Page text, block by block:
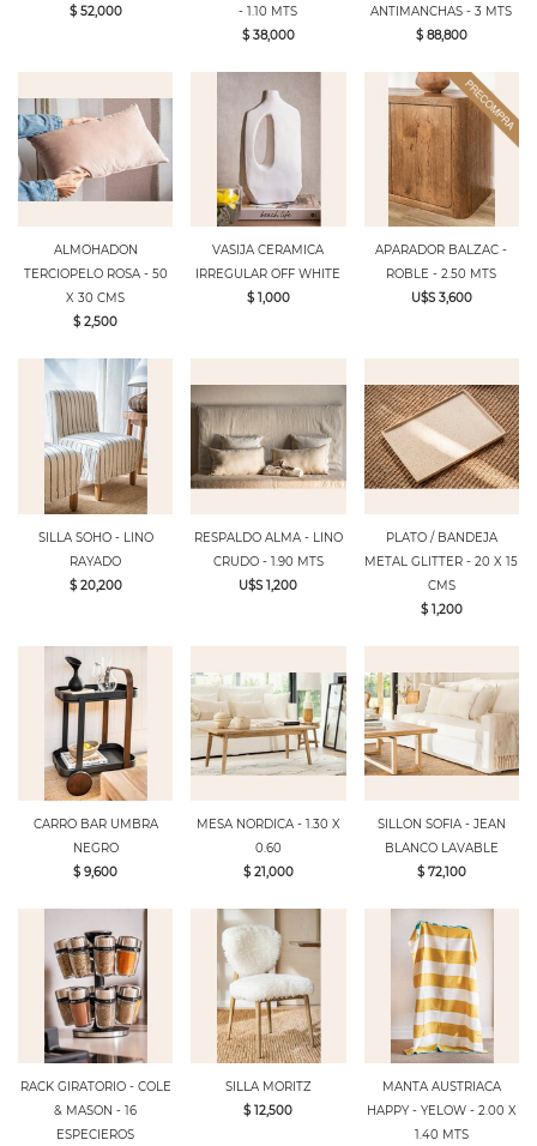
$ 52,000
- 1.10 MTS
$ 38,000
ANTIMANCHAS - 3 MTS
$ 88,800
ALMOHADON
TERCIOPELO ROSA - 50
X 30 CMS
$ 2,500
VASIJA CERAMICA
IRREGULAR OFF WHITE
$ 1,000
APARADOR BALZAC -
ROBLE - 2.50 MTS
U$S 3,600
SILLA SOHO - LINO
RAYADO
$ 20,200
RESPALDO ALMA - LINO
CRUDO - 1.90 MTS
U$S 1,200
PLATO / BANDEJA
METAL GLITTER - 20 X 15
CMS
$ 1,200
CARRO BAR UMBRA
NEGRO
$ 9,600
MESA NORDICA - 1.30 X
0.60
$ 21,000
SILLON SOFIA - JEAN
BLANCO LAVABLE
$ 72,100
RACK GIRATORIO - COLE
& MASON - 16
ESPECIEROS
SILLA MORITZ
$ 12,500
MANTA AUSTRIACA
HAPPY - YELOW - 2.00 X
1.40 MTS